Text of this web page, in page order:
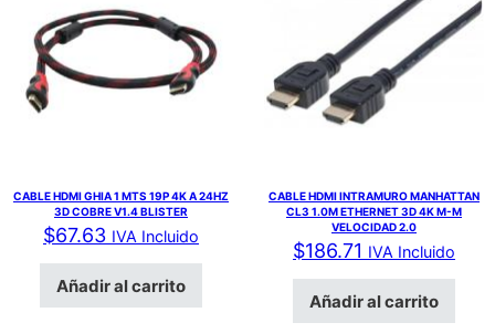
CABLE HDMI GHIA 1 MTS 19P 4K A 24HZ
3D COBRE V1.4 BLISTER
$67.63 IVA Incluido
Añadir al carrito
CABLE HDMI INTRAMURO MANHATTAN
CL3 1.0M ETHERNET 3D 4K M-M
VELOCIDAD 2.0
$186.71 IVA Incluido
Añadir al carrito